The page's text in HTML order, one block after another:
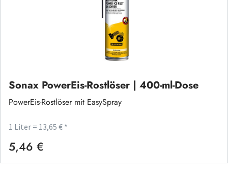
Sonax PowerEis-Rostlöser | 400-ml-Dose
PowerEis-Rostlöser mit EasySpray
1 Liter = 13,65 € *
Regulärer Preis:
5,46 €